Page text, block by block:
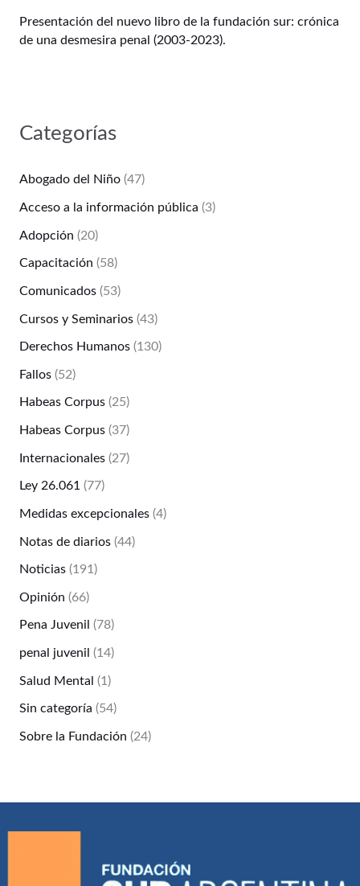
Presentación del nuevo libro de la fundación sur: crónica
de una desmesira penal (2003-2023).
Categorías
Abogado del Niño(47)
Acceso a la información pública (3)
Adopción (20)
Capacitación (58)
Comunicados(53)
Cursos y Seminarios(43)
Derechos Humanos(130)
Fallos(52)
Habeas Corpus(25)
Habeas Corpus(37)
Internacionales(27)
Ley 26.061(77)
Medidas excepcionales(4)
Notas de diarios(44)
Noticias(191)
Opinión (66)
Pena Juvenil (78)
penal juvenil (14)
Salud Mental (1)
Sin categoría (54)
Sobre la Fundación (24)